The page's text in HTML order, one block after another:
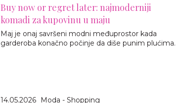
Buy now or regret later: najmoderniji
komadi za kupovinu u maju
Maj je onaj savršeni modni međuprostor kada
garderoba konačno počinje da diše punim plućima.
14.05.2026 Moda - Shopping